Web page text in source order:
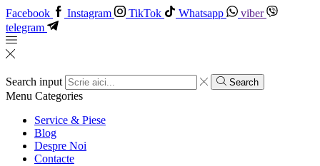
Facebook Instagram TikTok Whatsapp
viber
telegram
Search input Search
Menu Categories
Service & Piese
Blog
Despre Noi
Contacte